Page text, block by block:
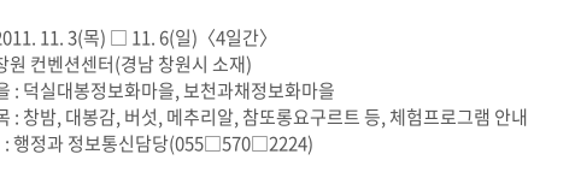
11. 3(목) □ 11. 6(일)〈4일간〉
컨벤션센터(경남 창원시 소재)
: 덕실대봉정보화마을, 보천과채정보화마을
: 창밤, 대봉감, 버섯, 메추리알, 참또롱요구르트 등, 체험프로그램 안내
행정과 정보통신담당(055□570□2224)